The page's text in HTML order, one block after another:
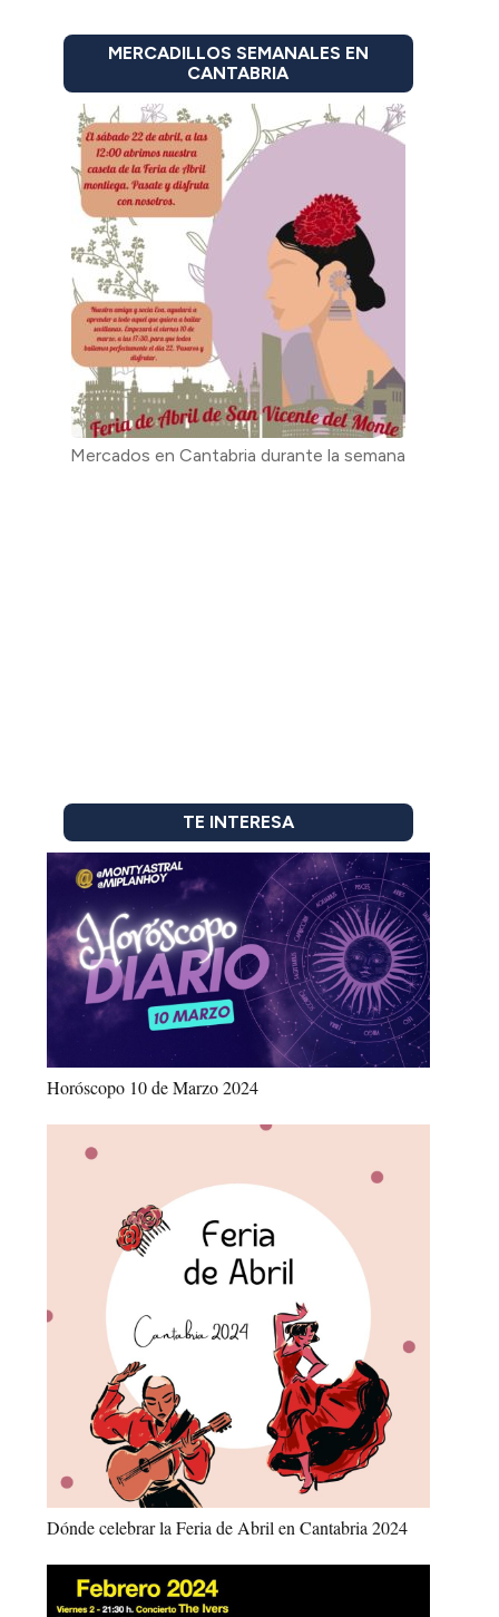
MERCADILLOS SEMANALES EN
CANTABRIA
Mercados en Cantabria durante la semana
TE INTERESA
Horóscopo 10 de Marzo 2024
Dónde celebrar la Feria de Abril en Cantabria 2024